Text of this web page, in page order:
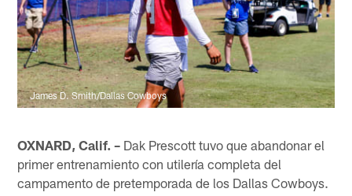
James D. Smith/Dallas Cowboys
OXNARD, Calif. – Dak Prescott tuvo que abandonar el
primer entrenamiento con utilería completa del
campamento de pretemporada de los Dallas Cowboys.